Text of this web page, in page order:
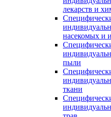
лекарств и
насекомых и
пыли
ткани